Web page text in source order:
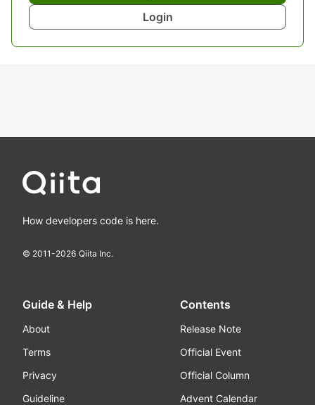
Login
How developers code is here.
© 2011-2026 Qiita Inc.
Guide & Help
About
Terms
Privacy
Guideline
Contents
Release Note
Official Event
Official Column
Advent Calendar